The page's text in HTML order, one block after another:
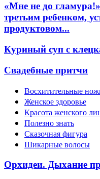
«Мне не до
третьим ребенком,
продуктовом...
Куриный суп с
Свадебные притчи
Восхитительные
Женское здоровье
Красота женского
Полезно знать
Сказочная фигура
Шикарные волосы
Орхидеи. Дыхание